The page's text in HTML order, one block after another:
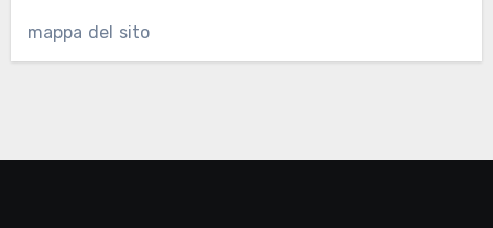
mappa del sito